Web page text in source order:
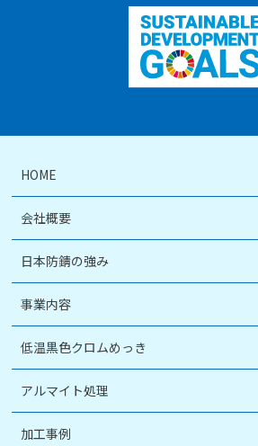
HOME
会社概要
日本防錆の強み
事業内容
低温黒色クロムめっき
アルマイト処理
加工事例